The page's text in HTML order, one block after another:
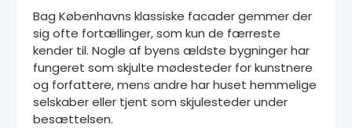
Bag Københavns klassiske facader gemmer der
sig ofte fortællinger, som kun de færreste
kender til. Nogle af byens ældste bygninger har
fungeret som skjulte mødesteder for kunstnere
og forfattere, mens andre har huset hemmelige
selskaber eller tjent som skjulesteder under
besættelsen.